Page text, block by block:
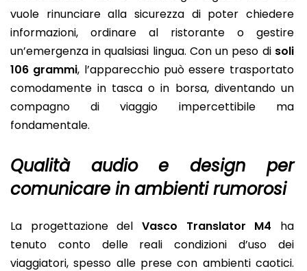
vuole rinunciare alla sicurezza di poter chiedere
informazioni, ordinare al ristorante o gestire
un’emergenza in qualsiasi lingua. Con un peso di soli
106 grammi, l’apparecchio può essere trasportato
comodamente in tasca o in borsa, diventando un
compagno di viaggio impercettibile ma
fondamentale.
Qualità audio e design per
comunicare in ambienti rumorosi
La progettazione del Vasco Translator M4 ha
tenuto conto delle reali condizioni d’uso dei
viaggiatori, spesso alle prese con ambienti caotici.